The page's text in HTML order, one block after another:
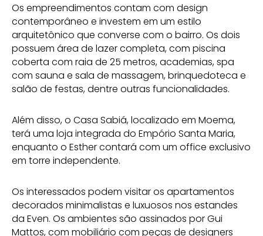
Os empreendimentos contam com design
contemporâneo e investem em um estilo
arquitetônico que converse com o bairro. Os dois
possuem área de lazer completa, com piscina
coberta com raia de 25 metros, academias, spa
com sauna e sala de massagem, brinquedoteca e
salão de festas, dentre outras funcionalidades.
Além disso, o Casa Sabiá, localizado em Moema,
terá uma loja integrada do Empório Santa Maria,
enquanto o Esther contará com um office exclusivo
em torre independente.
Os interessados podem visitar os apartamentos
decorados minimalistas e luxuosos nos estandes
da Even. Os ambientes são assinados por Gui
Mattos, com mobiliário com peças de designers